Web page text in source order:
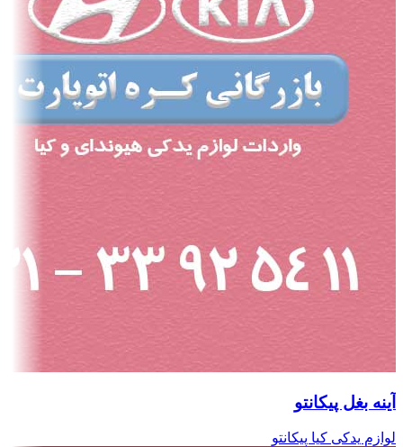
آینه بغل پیکانتو
لوازم یدکی کیا پیکانتو